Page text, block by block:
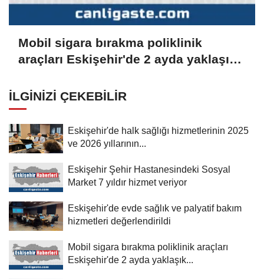
Mobil sigara bırakma poliklinik
araçları Eskişehir'de 2 ayda yaklaşık
İLGINIZI ÇEKEBILIR
Eskişehir'de halk sağlığı hizmetlerinin 2025
ve 2026 yıllarının...
Eskişehir Şehir Hastanesindeki Sosyal
Market 7 yıldır hizmet veriyor
Eskişehir'de evde sağlık ve palyatif bakım
hizmetleri değerlendirildi
Mobil sigara bırakma poliklinik araçları
Eskişehir'de 2 ayda yaklaşık...